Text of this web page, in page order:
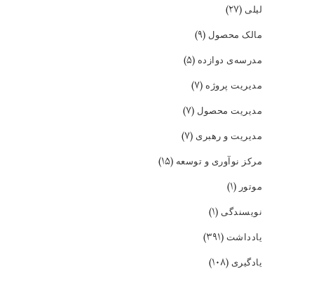
لیلی (۲۷)
مالک محصول (۹)
مدرسه‌ی دوازده (۵)
مدیریت پروژه (۷)
مدیریت محصول (۷)
مدیریت و رهبری (۷)
مرکز نوآوری و توسعه (۱۵)
موتور (۱)
نویسندگی (۱)
یادداشت (۳۹۱)
یادگیری (۱۰۸)